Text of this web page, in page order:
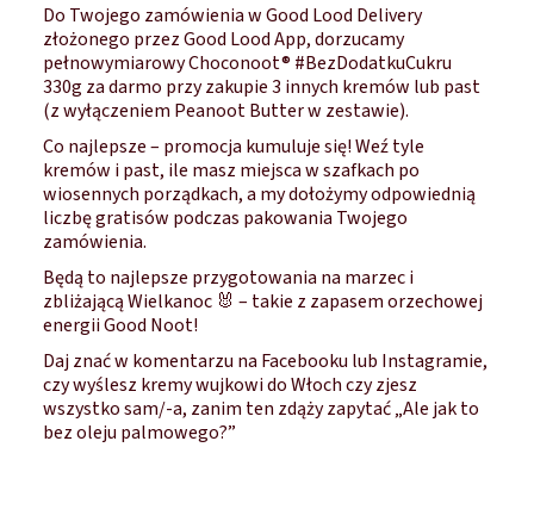
Do Twojego zamówienia w Good Lood Delivery
złożonego przez Good Lood App, dorzucamy
pełnowymiarowy Choconoot® #BezDodatkuCukru
330g za darmo przy zakupie 3 innych kremów lub past
(z wyłączeniem Peanoot Butter w zestawie).
Co najlepsze – promocja kumuluje się! Weź tyle
kremów i past, ile masz miejsca w szafkach po
wiosennych porządkach, a my dołożymy odpowiednią
liczbę gratisów podczas pakowania Twojego
zamówienia.
Będą to najlepsze przygotowania na marzec i
zbliżającą Wielkanoc 🐰 – takie z zapasem orzechowej
energii Good Noot!
Daj znać w komentarzu na Facebooku lub Instagramie,
czy wyślesz kremy wujkowi do Włoch czy zjesz
wszystko sam/-a, zanim ten zdąży zapytać „Ale jak to
bez oleju palmowego?”